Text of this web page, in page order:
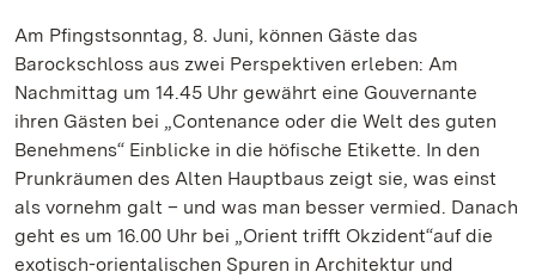
Am Pfingstsonntag, 8. Juni, können Gäste das
Barockschloss aus zwei Perspektiven erleben: Am
Nachmittag um 14.45 Uhr gewährt eine Gouvernante
ihren Gästen bei „Contenance oder die Welt des guten
Benehmens“ Einblicke in die höfische Etikette. In den
Prunkräumen des Alten Hauptbaus zeigt sie, was einst
als vornehm galt – und was man besser vermied. Danach
geht es um 16.00 Uhr bei „Orient trifft Okzident“auf die
exotisch-orientalischen Spuren in Architektur und